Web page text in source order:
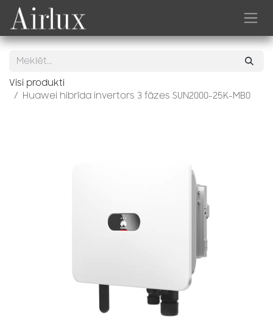
Skip to Content
Visi produkti
Huawei hibrīda invertors 3 fāzes SUN2000-25K-MB0